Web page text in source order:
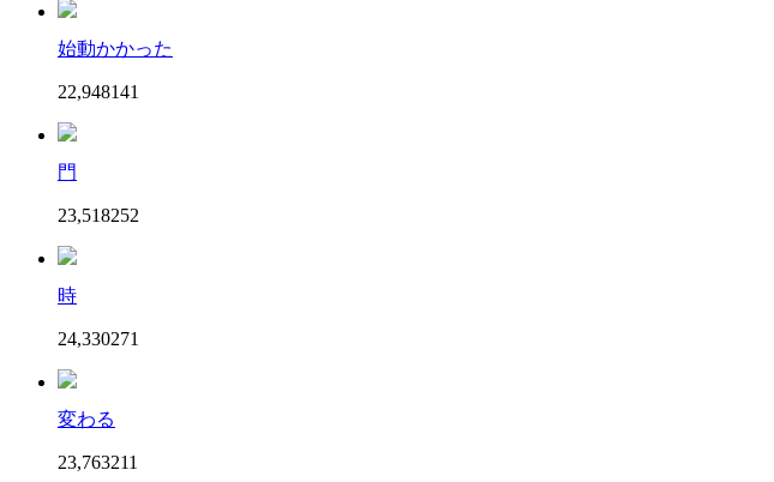
始動かかった
22,948141
門
23,518252
時
24,330271
変わる
23,763211